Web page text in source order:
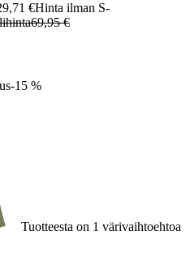
€Hinta ilman S-
69,95 €
-15 %
Tuotteesta on 1 värivaihtoehtoa